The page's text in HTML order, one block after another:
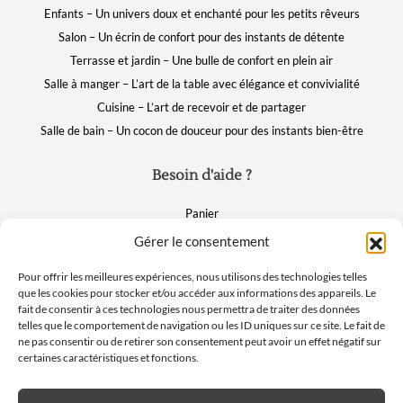
Gérer le consentement
Pour offrir les meilleures expériences, nous utilisons des technologies telles
que les cookies pour stocker et/ou accéder aux informations des appareils. Le
fait de consentir à ces technologies nous permettra de traiter des données
telles que le comportement de navigation ou les ID uniques sur ce site. Le fait de
ne pas consentir ou de retirer son consentement peut avoir un effet négatif sur
certaines caractéristiques et fonctions.
Besoin d'aide ?
Panier
FAQ
Suivez nous
Enfants – Un univers doux et enchanté pour les petits rêveurs
Salon – Un écrin de confort pour des instants de détente
Terrasse et jardin – Une bulle de confort en plein air
Salle à manger – L’art de la table avec élégance et convivialité
Cuisine – L’art de recevoir et de partager
Salle de bain – Un cocon de douceur pour des instants bien-être